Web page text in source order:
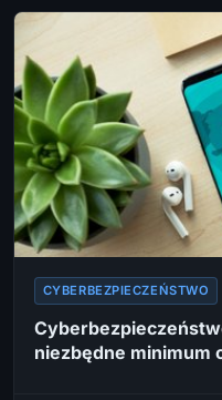
CYBERBEZPIECZEŃSTWO
niezbędne minimum